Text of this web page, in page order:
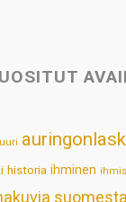
historia ihminen
suomesta